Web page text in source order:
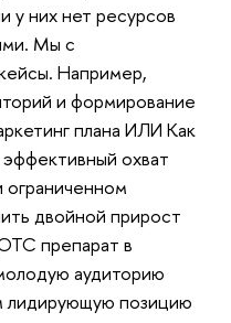
у них нет ресурсов
Мы с
Например,
и формирование
плана ИЛИ Как
охват
ограниченном
двойной прирост
препарат в
аудиторию
лидирующую позицию